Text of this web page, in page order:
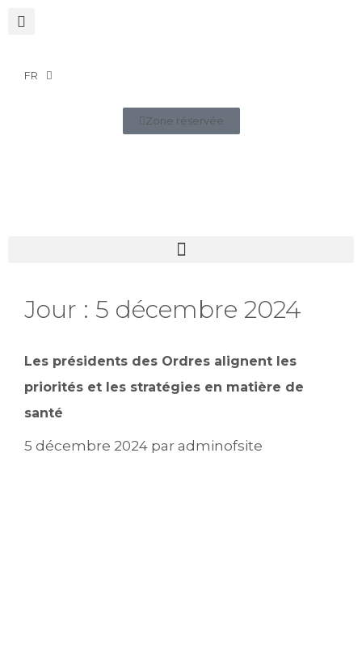
FR
Zone réservée
Jour : 5 décembre 2024
Les présidents des Ordres alignent les
priorités et les stratégies en matière de
santé
5 décembre 2024 par adminofsite